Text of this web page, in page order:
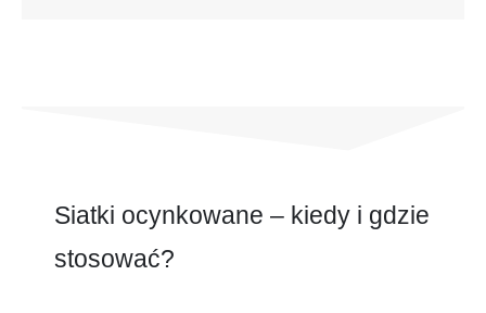
Siatki ocynkowane – kiedy i gdzie
stosować?